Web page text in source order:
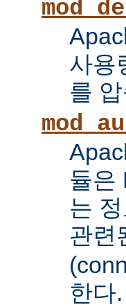
사용
를
듈은
는
관련
한다.